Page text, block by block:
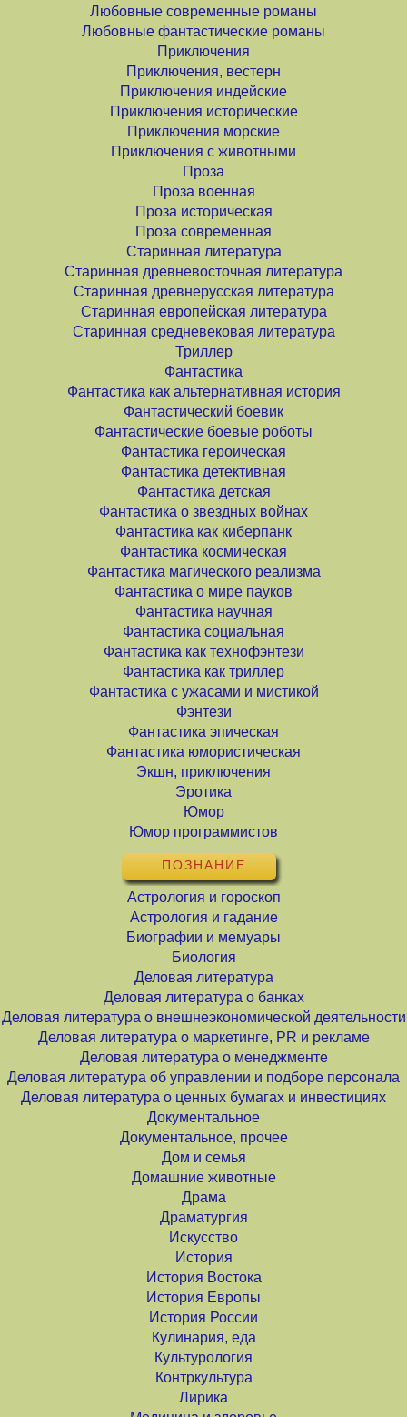
Любовные современные романы
Любовные фантастические романы
Приключения
Приключения, вестерн
Приключения индейские
Приключения исторические
Приключения морские
Приключения с животными
Проза
Проза военная
Проза историческая
Проза современная
Старинная литература
Старинная древневосточная литература
Старинная древнерусская литература
Старинная европейская литература
Старинная средневековая литература
Триллер
Фантастика
Фантастика как альтернативная история
Фантастический боевик
Фантастические боевые роботы
Фантастика героическая
Фантастика детективная
Фантастика детская
Фантастика о звездных войнах
Фантастика как киберпанк
Фантастика космическая
Фантастика магического реализма
Фантастика о мире пауков
Фантастика научная
Фантастика социальная
Фантастика как технофэнтези
Фантастика как триллер
Фантастика с ужасами и мистикой
Фэнтези
Фантастика эпическая
Фантастика юмористическая
Экшн, приключения
Эротика
Юмор
Юмор программистов
ПОЗНАНИЕ
Астрология и гороскоп
Астрология и гадание
Биографии и мемуары
Биология
Деловая литература
Деловая литература о банках
Деловая литература о внешнеэкономической деятельности
Деловая литература о маркетинге, PR и рекламе
Деловая литература о менеджменте
Деловая литература об управлении и подборе персонала
Деловая литература о ценных бумагах и инвестициях
Документальное
Документальное, прочее
Дом и семья
Домашние животные
Драма
Драматургия
Искусство
История
История Востока
История Европы
История России
Кулинария, еда
Культурология
Контркультура
Лирика